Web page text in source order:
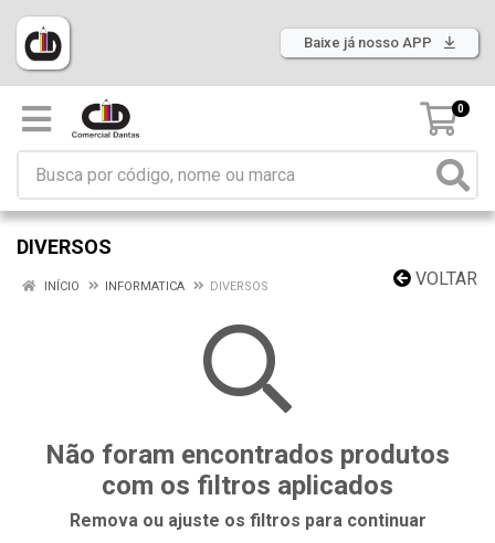
Baixe já nosso APP
0
DIVERSOS
VOLTAR
INÍCIO INFORMATICA DIVERSOS
Não foram encontrados produtos
com os filtros aplicados
Remova ou ajuste os filtros para continuar